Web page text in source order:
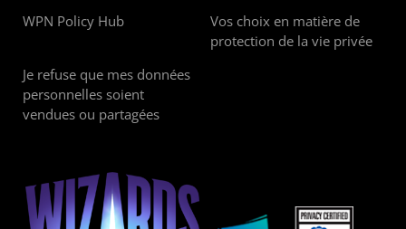
WPN Policy Hub
Vos choix en matière de
protection de la vie privée
Je refuse que mes données
personnelles soient
vendues ou partagées